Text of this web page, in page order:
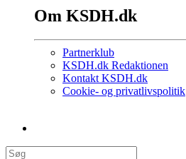
Om KSDH.dk
Partnerklub
KSDH.dk Redaktionen
Kontakt KSDH.dk
Cookie- og privatlivspolitik